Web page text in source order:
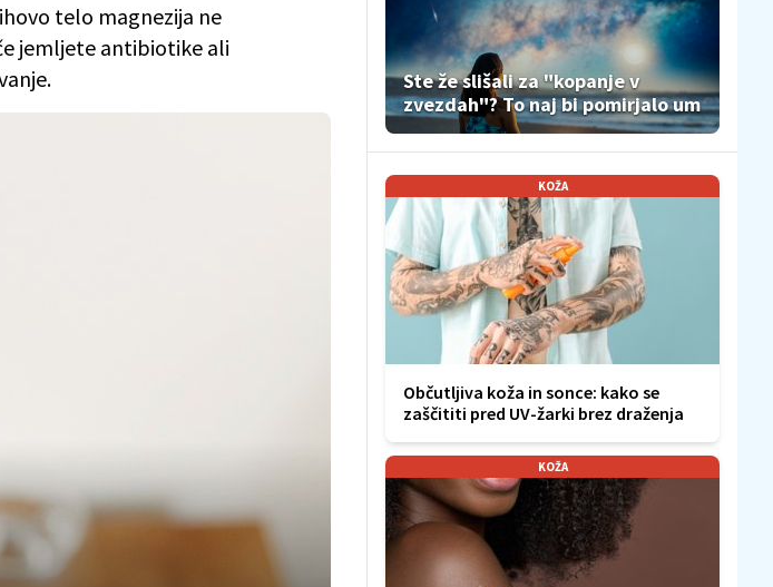
telo magnezija ne
jemljete antibiotike ali
Ste že slišali za "kopanje v
zvezdah"? To naj bi pomirjalo um
KOŽA
Občutljiva koža in sonce: kako se
zaščititi pred UV-žarki brez draženja
KOŽA